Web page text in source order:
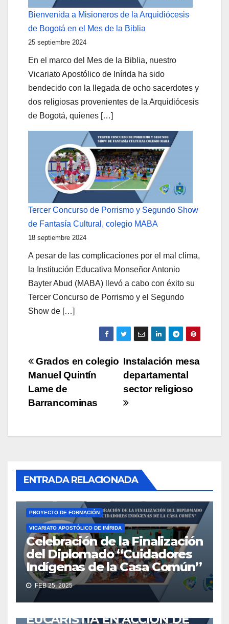
Bienvenida a Misioneros de la Arquidiócesis
de Bogotá en el Mes de la Biblia
25 septiembre 2024
En el marco del Mes de la Biblia, nuestro
Vicariato Apostólico de Inírida ha sido
bendecido con la llegada de ocho sacerdotes y
dos religiosas provenientes de la Arquidiócesis
de Bogotá, quienes […]
Tercer Concurso de Porrismo y Segundo Show
de Fantasía Cultural, colegio MABA
18 septiembre 2024
A pesar de las complicaciones por el mal clima,
la Institución Educativa Monseñor Antonio
Bayter Abud (MABA) llevó a cabo con éxito su
Tercer Concurso de Porrismo y el Segundo
Show de […]
Navegación
de
entradas
Instalación mesa
departamental
sector religioso
Grados en colegio
Manuel Quintín
Lame de
Barrancominas
ENTRADA RELACIONADA
CUIDADORES INDÍGENAS DE LA CASA COMÚN
PROYECTO DE FORMACIÓN
VICARIATO APOSTÓLICO DE INÍRIDA
Celebración de la Finalización
del Diplomado “Cuidadores
Indígenas de la Casa Común”
FEB 25, 2025
ACTUALIDAD ANIVERSARIO EUCARISTÍA GUAINÍA
IGLESIA IGLESIA CATÓLICA NOTICIAS
EUCARISTÍA EN ACCIÓN DE